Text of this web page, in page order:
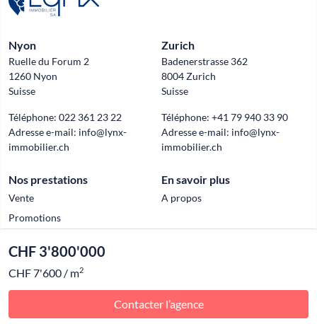
CHF 3'800'000
CHF 7'600 / m2
Contacter l’agence
Nyon
Ruelle du Forum 2
1260 Nyon
Suisse
Téléphone: 022 361 23 22
Adresse e-mail: info@lynx-
immobilier.ch
Zurich
Badenerstrasse 362
8004 Zurich
Suisse
Téléphone: +41 79 940 33 90
Adresse e-mail: info@lynx-
immobilier.ch
Nos prestations
Vente
Promotions
En savoir plus
A propos
Official partner of
© 2026 Lynx Immobilier